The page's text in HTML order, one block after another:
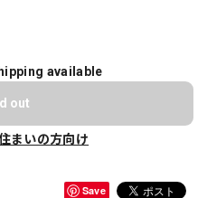
available
out
まいの方向け
Save